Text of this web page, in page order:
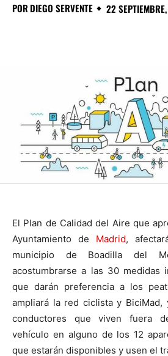
POR DIEGO SERVENTE 22
El Plan de Calidad del Aire que
Ayuntamiento de Madrid,
municipio de Boadilla del
acostumbrarse a las 30 medidas
que darán preferencia a los
ampliará la red ciclista y
conductores que viven fuera
vehículo en alguno de los 12
que estarán disponibles y usen el